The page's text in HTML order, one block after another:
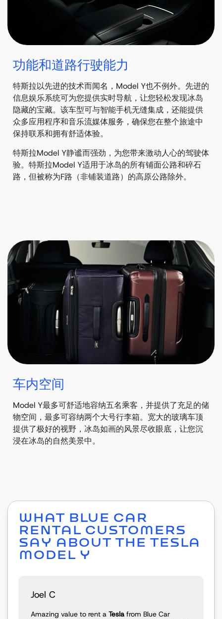
功能和道路行驶能力
特斯拉以先进的技术而闻名，Model Y也不例外。先进的
信息娱乐系统可为您提供实时导航，让您轻松发现冰岛
隐藏的宝藏。该车型可与智能手机无缝集成，还能提供
众多应用程序和音乐流媒体服务，确保您在整个旅途中
保持联系和拥有舒适体验。
特斯拉Model Y静谧而强劲，为您带来激动人心的驾驶体
验。特斯拉Model Y适用于冰岛的所有铺面公路和碎石
路，但被称为F路（非铺装道路）的高原公路除外。
车内空间
Model Y最多可舒适地容纳五名乘客，并提供了充足的储
物空间，最多可容纳两个大号行李箱。宽大的玻璃车顶
提供了极好的视野，冰岛如画的风景尽收眼底，让您沉
浸在冰岛的自然美景中。
WHAT BLUE CAR
RENTAL CUSTOMERS
SAY ABOUT THE TESLA
MODEL Y
Joel C
Amazing value to rent a Tesla from Blue Car